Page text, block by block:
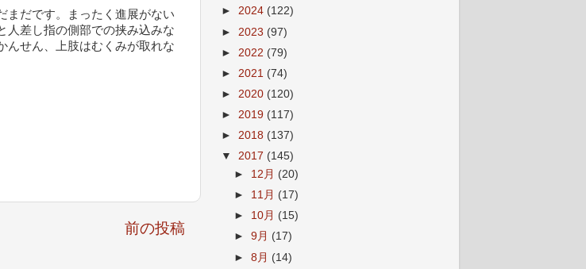
まだです。まったく進展がない
人差し指の側部での挟み込みな
んせん、上肢はむくみが取れな
前の投稿
► 2024 (122)
► 2023 (97)
► 2022 (79)
► 2021 (74)
► 2020 (120)
► 2019 (117)
► 2018 (137)
▼ 2017 (145)
► 12月 (20)
► 11月 (17)
► 10月 (15)
►9月 (17)
►8月 (14)